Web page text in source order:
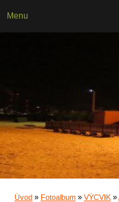
Úvod » Fotoalbum » VÝCVIK »
Menu